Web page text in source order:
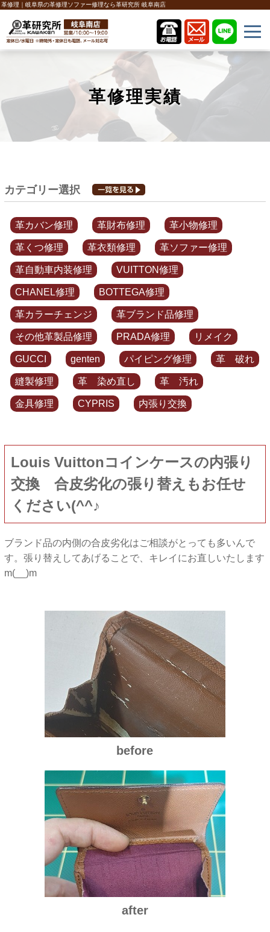
革修理｜岐阜県の革修理ソファー修理なら革研究所 岐阜南店
革修理実績
カテゴリー選択
革カバン修理 革財布修理 革小物修理
革くつ修理 革衣類修理 革ソファー修理
革自動車内装修理 VUITTON修理
CHANEL修理 BOTTEGA修理
革カラーチェンジ 革ブランド品修理
その他革製品修理 PRADA修理 リメイク
GUCCI genten パイピング修理 革 破れ
縫製修理 革 染め直し 革 汚れ
金具修理 CYPRIS 内張り交換
Louis Vuittonコインケースの内張り
交換 合皮劣化の張り替えもお任せ
ください(^^♪
ブランド品の内側の合皮劣化はご相談がとっても多いんで
す。張り替えしてあげることで、キレイにお直しいたします
m(__)m
before
after